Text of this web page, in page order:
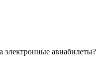
электронные авиабилеты?